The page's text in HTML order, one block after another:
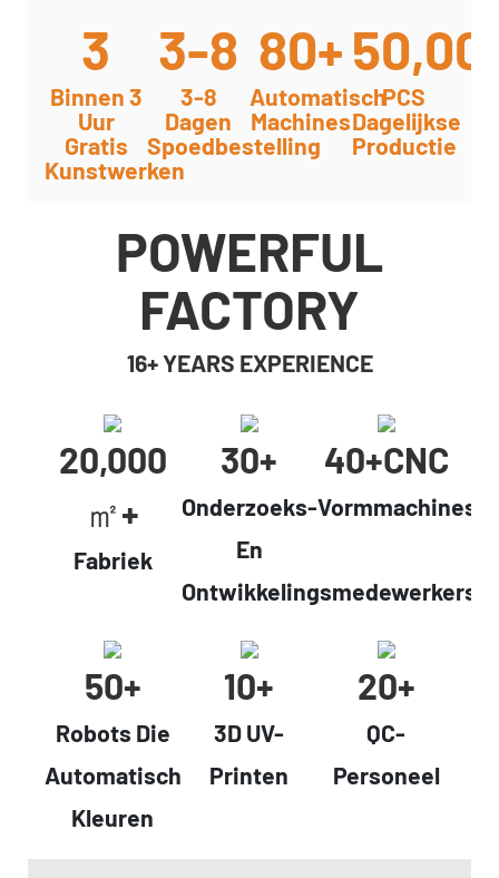
3
Binnen 3
Uur
Gratis
Kunstwerken
3-8
3-8
Dagen
Spoedbestelling
80+
Automatisch
Machines
PCS
Dagelijkse
Productie
POWERFUL
FACTORY
16+ YEARS EXPERIENCE
20,000
㎡+
Fabriek
30+
Onderzoeks-
En
Ontwikkelingsmedewerkers
40+cNC
Vormmachines
50+
Robots Die
Automatisch
Kleuren
10+
3D UV-
Printen
20+
QC-
Personeel